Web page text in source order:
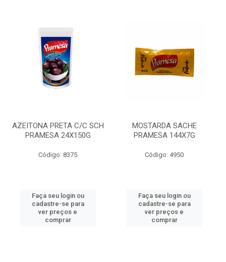
AZEITONA PRETA C/C SCH
PRAMESA 24X150G
Código: 8375
Faça seu login ou
cadastre-se para
ver preços e
comprar
MOSTARDA SACHE
PRAMESA 144X7G
Código: 4950
Faça seu login ou
cadastre-se para
ver preços e
comprar